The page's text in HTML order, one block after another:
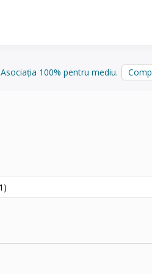
Asociația 100% pentru mediu.